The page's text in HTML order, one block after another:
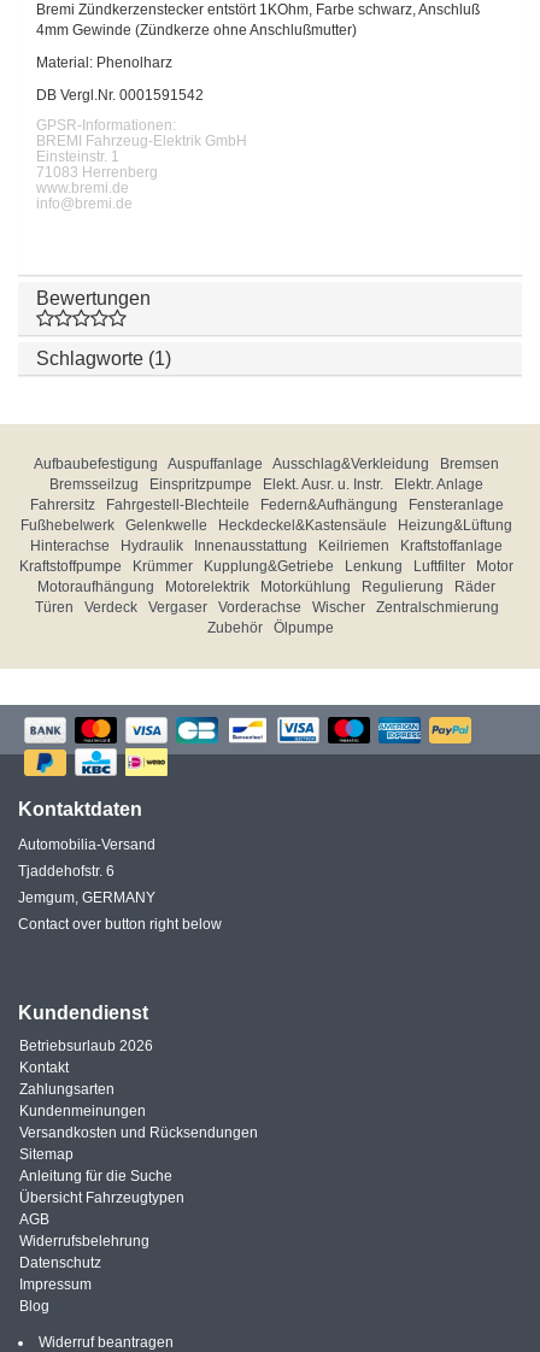
Bremi Zündkerzenstecker entstört 1KOhm, Farbe schwarz, Anschluß
4mm Gewinde (Zündkerze ohne Anschlußmutter)
Material: Phenolharz
DB Vergl.Nr. 0001591542
GPSR-Informationen:
BREMI Fahrzeug-Elektrik GmbH
Einsteinstr. 1
71083 Herrenberg
www.bremi.de
info@bremi.de
Bewertungen
Schlagworte (1)
Aufbaubefestigung Auspuffanlage Ausschlag&Verkleidung
Bremsen
Bremsseilzug
Einspritzpumpe Elekt. Ausr. u. Instr.
Elektr. Anlage
Fahrersitz
Fahrgestell-Blechteile Federn&Aufhängung
Fensteranlage
Fußhebelwerk
Gelenkwelle Heckdeckel&Kastensäule
Heizung&Lüftung
Hinterachse
Hydraulik Innenausstattung Keilriemen
Kraftstoffanlage
Kraftstoffpumpe
Krümmer Kupplung&Getriebe Lenkung Luftfilter
Motor
Motoraufhängung
Motorelektrik Motorkühlung Regulierung
Räder
Türen
Verdeck Vergaser Vorderachse Wischer
Zentralschmierung
Zubehör
Ölpumpe
Kontaktdaten
Automobilia-Versand
Tjaddehofstr. 6
Jemgum, GERMANY
Contact over button right below
Kundendienst
Betriebsurlaub 2026
Kontakt
Zahlungsarten
Kundenmeinungen
Versandkosten und Rücksendungen
Sitemap
Anleitung für die Suche
Übersicht Fahrzeugtypen
AGB
Widerrufsbelehrung
Datenschutz
Impressum
Blog
Widerruf beantragen